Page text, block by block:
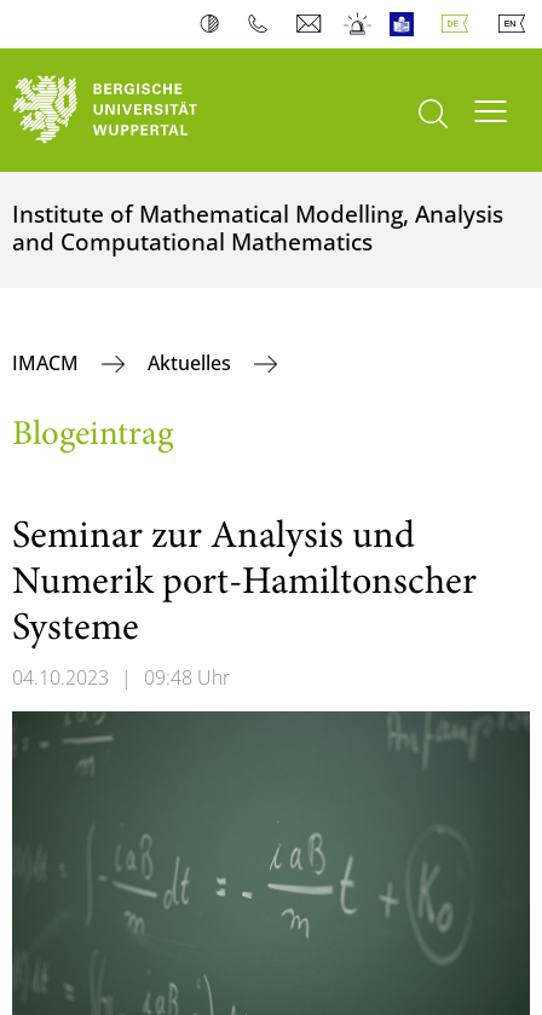
Suche öffnen
Institute of Mathematical Modelling, Analysis
and Computational Mathematics
IMACM Aktuelles
Blogeintrag
Seminar zur Analysis und
Numerik port-Hamiltonscher
Systeme
04.10.2023 | 09:48 Uhr